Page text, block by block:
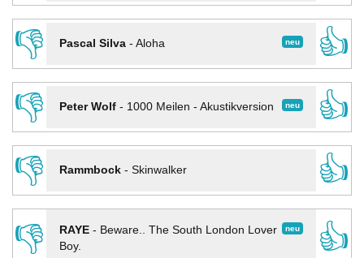
👎
neu
Pascal Silva- Aloha
👍
👎
neu
Peter Wolf- 1000 Meilen - Akustikversion
👍
👎
Rammbock- Skinwalker
👍
👎
neu
RAYE- Beware.. The South London Lover
Boy.
👍